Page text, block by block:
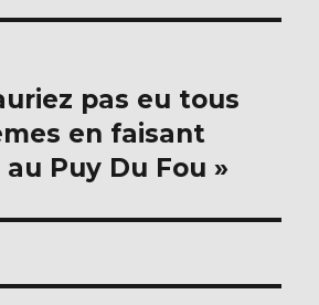
pas eu tous
en faisant
Puy Du Fou »